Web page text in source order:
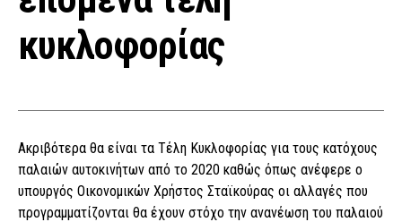
κυκλοφορίας
Ακριβότερα θα είναι τα Τέλη Κυκλοφορίας για τους κατόχους
παλαιών αυτοκινήτων από το 2020 καθώς όπως ανέφερε ο
υπουργός Οικονομικών Χρήστος Σταϊκούρας οι αλλαγές που
προγραμματίζονται θα έχουν στόχο την ανανέωση του παλαιού